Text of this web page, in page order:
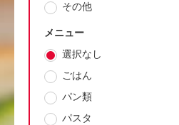
その他
メニュー
選択なし
ごはん
パン類
パスタ